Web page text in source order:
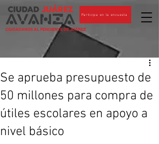
CIUDADANOS AL PENDIENTE DE JUÁREZ
Participa en la encuesta
Se aprueba presupuesto de
50 millones para compra de
útiles escolares en apoyo a
nivel básico